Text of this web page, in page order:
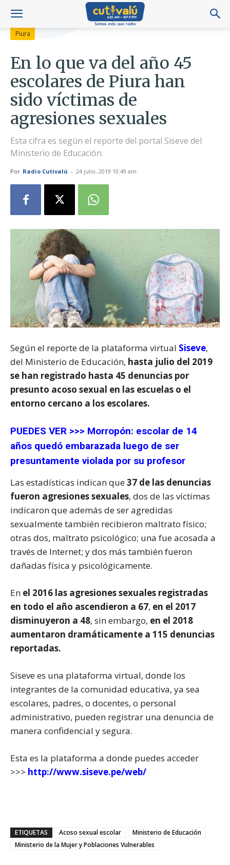
Piura
En lo que va del año 45
escolares de Piura han
sido víctimas de
agresiones sexuales
Esta cifra es según el reporte del portal Siseve del
Ministerio de Educación.
Por Radio Cutivalú - 24 julio, 2019 10:49 am
Según el reporte de la plataforma virtual Siseve,
del Ministerio de Educación, hasta julio del 2019
se han registrado hasta 45 denuncias por
presunto acoso sexual en las escuelas o el
entorno cercano a los escolares.
PUEDES VER >>> Morropón: escolar de 14
años quedó embarazada luego de ser
presuntamente violada por su profesor
Las estadísticas indican que37 de las denuncias
fueron agresiones sexuales, dos de las víctimas
indicaron que además de ser agredidas
sexualmente también recibieron maltrato físico;
otras dos, maltrato psicológico; una fue acosada a
través de Internet; y dos más también fueron
dañadas física y psicológicamente.
En el 2016 las agresiones sexuales registradas
en todo el año ascendieron a 67, en el 2017
disminuyeron a 48, sin embargo, en el 2018
aumentaron dramáticamente a 115 denuncias
reportadas.
Siseve es una plataforma virtual, donde los
integrantes de la comunidad educativa, ya sea
escolares, padres, o docentes, o personal
administrativo, pueden registrar una denuncia de
manera confidencial y segura.
Esta es la plataforma a donde puedes acceder
>>> http://www.siseve.pe/web/
ETIQUETAS Acoso sexual escolar
Ministerio de Educación
Ministerio de la Mujer y Poblaciones Vulnerables